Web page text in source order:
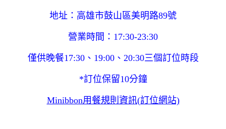
地址：高雄市鼓山區美明路89號
營業時間：17:30-23:30
僅供晚餐17:30、19:00、20:30三個訂位時段
*訂位保留10分鐘
Minibbon用餐規則資訊(訂位網站)